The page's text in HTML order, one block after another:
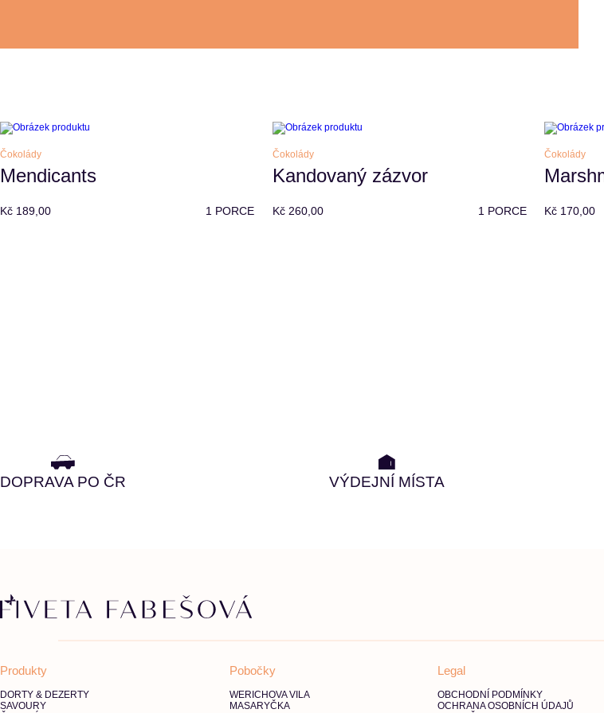
Čokolády
Mendicants
Kč 189,00 1 PORCE
Čokolády
Kandovaný zázvor
Kč 260,00 1 PORCE
Čokolády
Kč 170,00
DOPRAVA PO ČR VÝDEJNÍ MÍSTA
Produkty
DORTY & DEZERTY
SAVOURY
Pobočky
WERICHOVA VILA
MASARYČKA
Legal
OBCHODNÍ PODMÍNKY
OCHRANA OSOBNÍCH ÚDAJŮ